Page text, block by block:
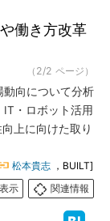
働き方改革
（2/2 ページ）
動向について分析
・ロボット活用
上に向けた取り
松本貴志 ，BUILT]
示
関連情報